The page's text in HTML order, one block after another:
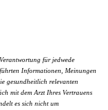
für jedwede
Informationen, Meinungen
gesundheitlich relevanten
mit dem Arzt Ihres Vertrauens
es sich nicht um